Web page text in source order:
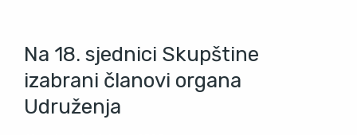
Na 18. sjednici Skupštine
izabrani članovi organa
Udruženja